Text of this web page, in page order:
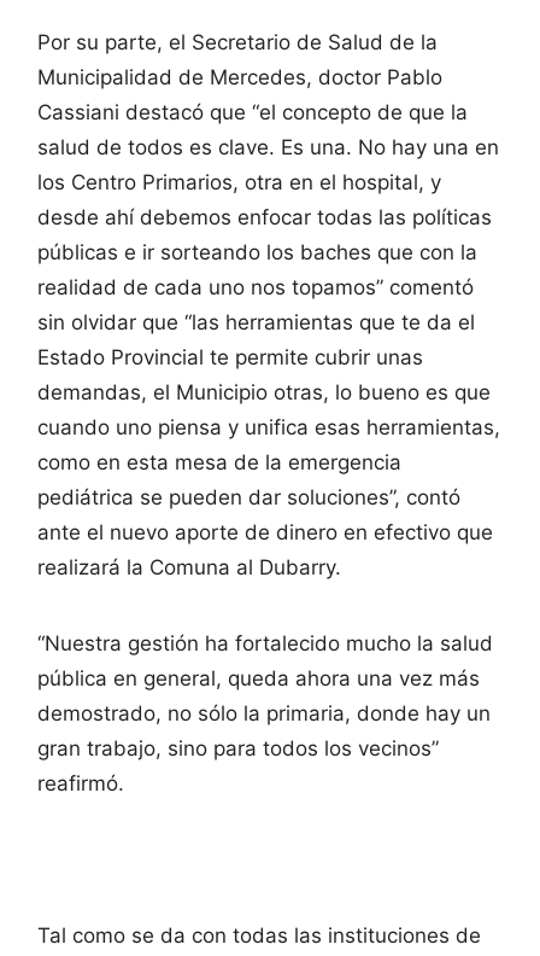
Por su parte, el Secretario de Salud de la
Municipalidad de Mercedes, doctor Pablo
Cassiani destacó que “el concepto de que la
salud de todos es clave. Es una. No hay una en
los Centro Primarios, otra en el hospital, y
desde ahí debemos enfocar todas las políticas
públicas e ir sorteando los baches que con la
realidad de cada uno nos topamos” comentó
sin olvidar que “las herramientas que te da el
Estado Provincial te permite cubrir unas
demandas, el Municipio otras, lo bueno es que
cuando uno piensa y unifica esas herramientas,
como en esta mesa de la emergencia
pediátrica se pueden dar soluciones”, contó
ante el nuevo aporte de dinero en efectivo que
realizará la Comuna al Dubarry.
“Nuestra gestión ha fortalecido mucho la salud
pública en general, queda ahora una vez más
demostrado, no sólo la primaria, donde hay un
gran trabajo, sino para todos los vecinos”
reafirmó.
Tal como se da con todas las instituciones de